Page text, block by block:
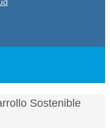
Sostenible